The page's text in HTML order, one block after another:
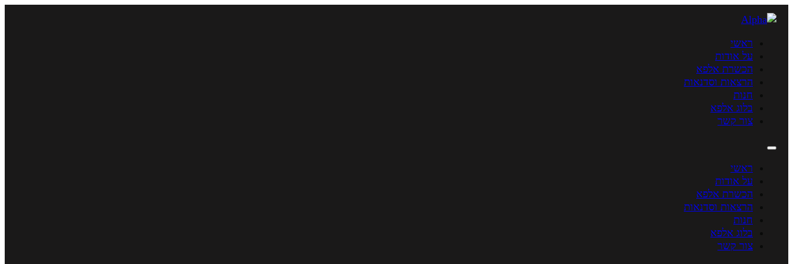
ראשי
על אודות
הכשרת אלפא
הרצאות וסדנאות
חנות
בלוג אלפא
צור קשר
ראשי
על אודות
הכשרת אלפא
הרצאות וסדנאות
חנות
בלוג אלפא
צור קשר